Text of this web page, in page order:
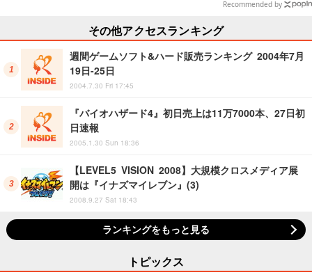
Recommended by
その他アクセスランキング
週間ゲームソフト&ハード販売ランキング 2004年7月
19日-25日
2004.7.30 Fri 17:45
『バイオハザード4』初日売上は11万7000本、27日初
日速報
2005.1.30 Sun 18:36
【LEVEL5 VISION 2008】大規模クロスメディア展
開は『イナズマイレブン』(3)
2008.9.27 Sat 18:43
ランキングをもっと見る
トピックス